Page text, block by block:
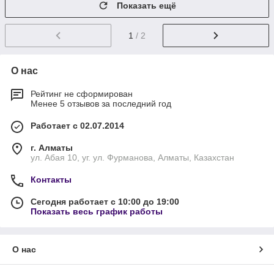
Показать ещё
1 / 2
О нас
Рейтинг не сформирован
Менее 5 отзывов за последний год
Работает с 02.07.2014
г. Алматы
ул. Абая 10, уг. ул. Фурманова, Алматы, Казахстан
Контакты
Сегодня работает с 10:00 до 19:00
Показать весь график работы
О нас